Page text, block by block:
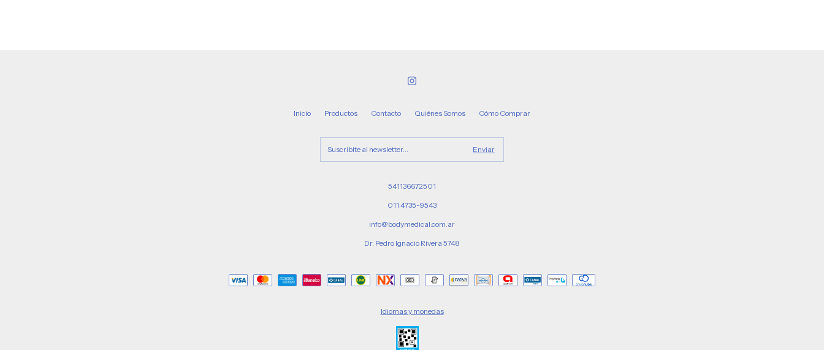
Inicio Productos Contacto Quiénes Somos Cómo Comprar
541136672501
011 4735-9543
info@bodymedical.com.ar
Dr. Pedro Ignacio Rivera 5748
Idiomas y monedas